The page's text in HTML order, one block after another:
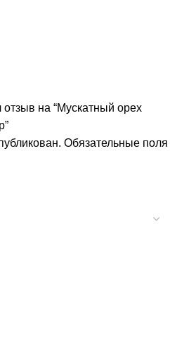
отзыв на “Мускатный орех
Обязательные поля